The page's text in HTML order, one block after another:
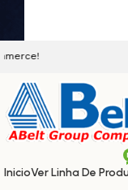
InicioVer Linha De